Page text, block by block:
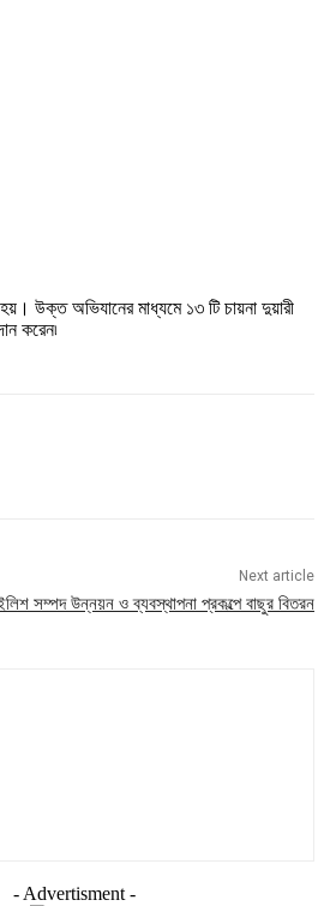
উক্ত অভিযানের মাধ্যমে ১৩ টি চায়না দুয়ারী
করেন৷
Next article
সম্পদ উন্নয়ন ও ব্যবস্থাপনা প্রকল্পে বাছুর বিতরন
- Advertisment -